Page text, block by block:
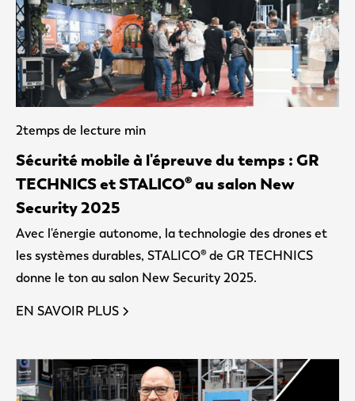
2temps de lecture min
Sécurité mobile à l'épreuve du temps : GR
TECHNICS et STALICO® au salon New
Security 2025
Avec l'énergie autonome, la technologie des drones et
les systèmes durables, STALICO® de GR TECHNICS
donne le ton au salon New Security 2025.
EN SAVOIR PLUS